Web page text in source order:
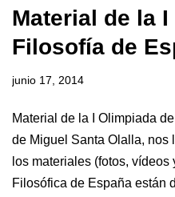
Material de la
Filosofía de
junio 17, 2014
Material de la I Olimpiada
de Miguel Santa Olalla, nos
los materiales (fotos,
Filosófica de España están